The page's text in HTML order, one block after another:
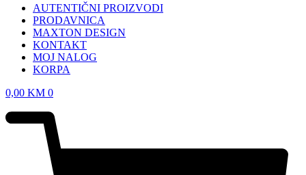
AUTENTIČNI PROIZVODI
PRODAVNICA
MAXTON DESIGN
KONTAKT
MOJ NALOG
KORPA
0,00 KM 0